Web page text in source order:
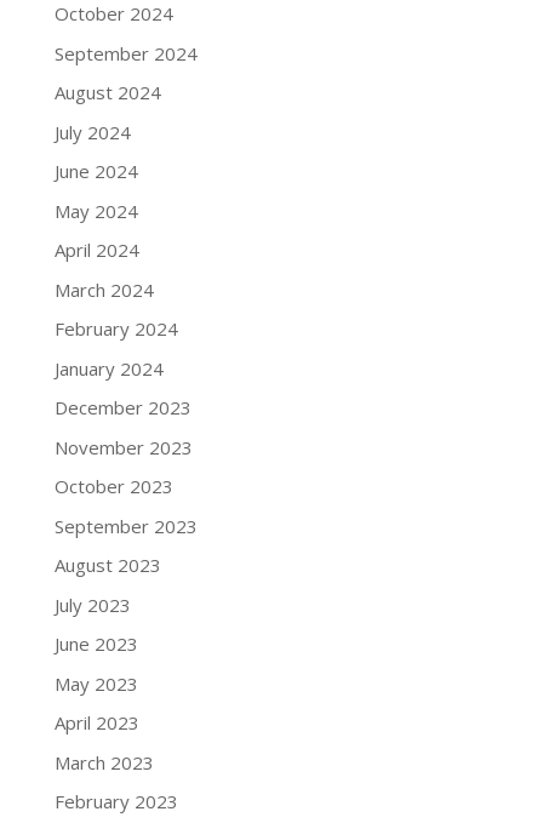
October 2024
September 2024
August 2024
July 2024
June 2024
May 2024
April 2024
March 2024
February 2024
January 2024
December 2023
November 2023
October 2023
September 2023
August 2023
July 2023
June 2023
May 2023
April 2023
March 2023
February 2023